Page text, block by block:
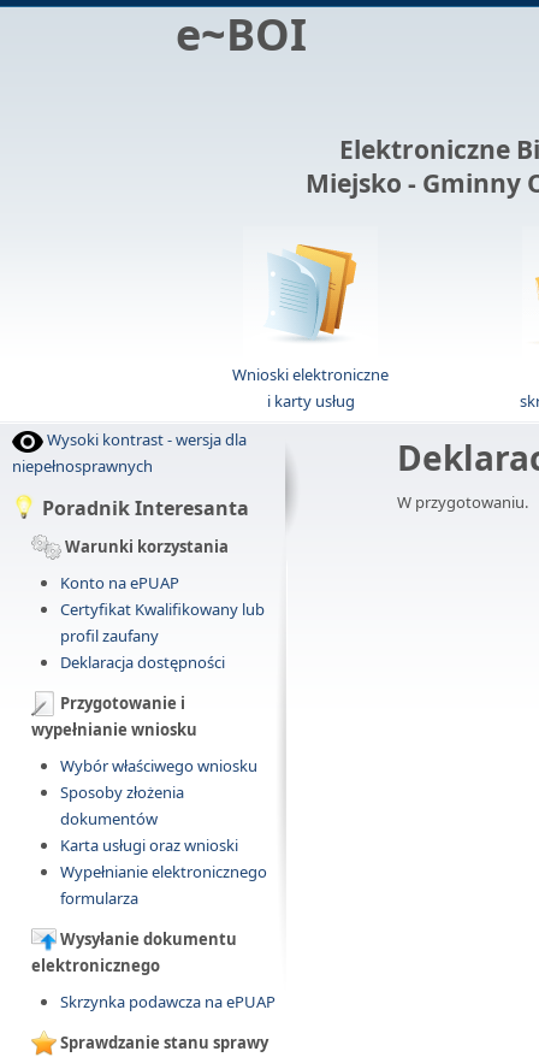
e~BOI
Elektroniczne
Miejsko - Gminny
Wnioski elektroniczne
i karty usług
Wysoki kontrast - wersja dla
niepełnosprawnych
Poradnik Interesanta
Warunki korzystania
Konto na ePUAP
Certyfikat Kwalifikowany lub
profil zaufany
Deklaracja dostępności
Przygotowanie i
wypełnianie wniosku
Wybór właściwego wniosku
Sposoby złożenia
dokumentów
Karta usługi oraz wnioski
Wypełnianie elektronicznego
formularza
Wysyłanie dokumentu
elektronicznego
Skrzynka podawcza na ePUAP
Sprawdzanie stanu sprawy
W przygotowaniu.